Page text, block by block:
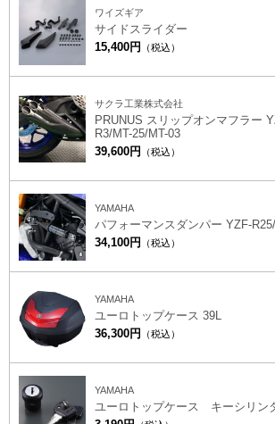
ワイズギア
サイドスライダー
15,400円
（税込）
サクラ工業株式会社
PRUNUS スリップオンマフラー
R3/MT-25/MT-03
39,600円
（税込）
YAMAHA
パフォーマンスダンパー YZF-
34,100円
（税込）
YAMAHA
ユーロトップケース 39L
36,300円
（税込）
YAMAHA
ユーロトップケース キーシリン